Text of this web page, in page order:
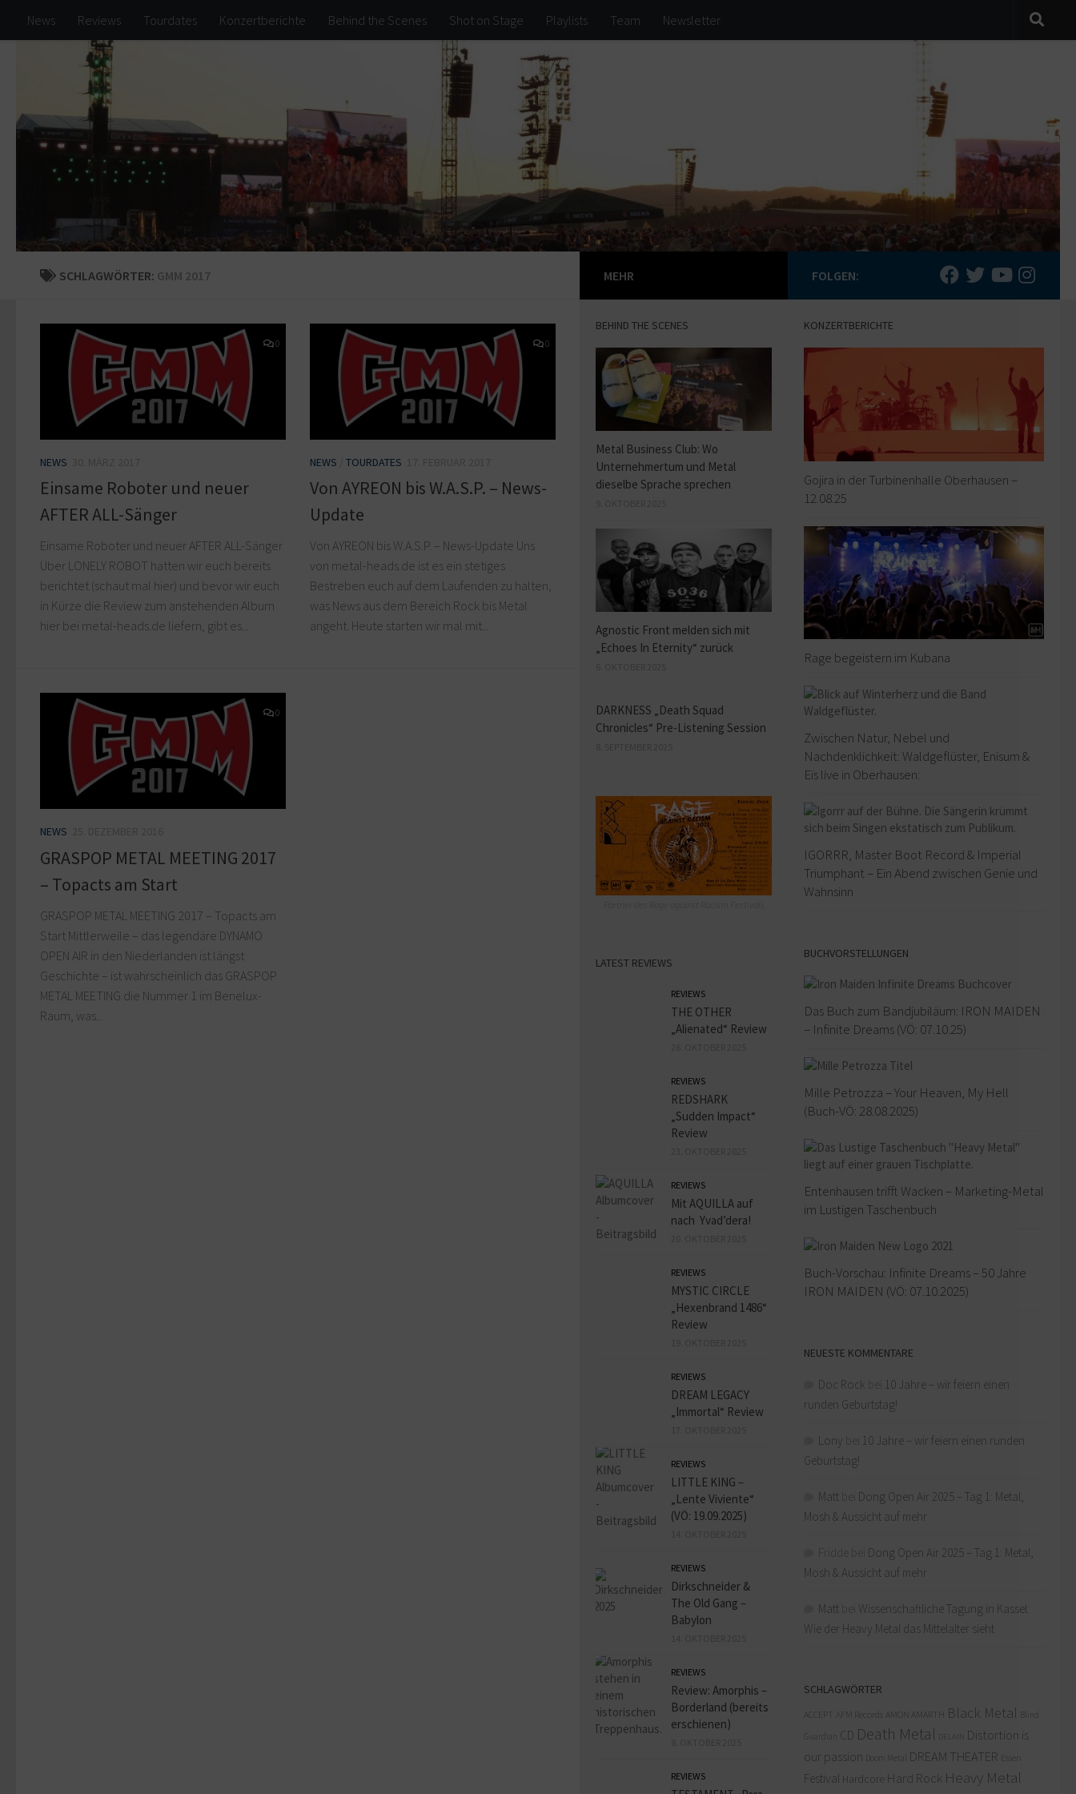
Zum Inhalt springen
News Reviews Tourdates Konzertberichte Behind the Scenes Shot on Stage Playlists Team Newsletter
SCHLAGWÖRTER: GMM 2017
0
NEWS
Einsame Roboter und neuer
AFTER ALL-Sänger
Einsame Roboter und neuer AFTER ALL-Sänger
Über LONELY ROBOT hatten wir euch bereits
berichtet (schaut mal hier) und bevor wir euch
in Kürze die Review zum anstehenden Album
hier bei metal-heads.de liefern, gibt es...
0
NEWS TOURDATES
Von AYREON bis W.A.S.P. – News-
Update
Von AYREON bis W.A.S.P. – News-Update Uns
von metal-heads.de ist es ein stetiges
Bestreben euch auf dem Laufenden zu halten,
was News aus dem Bereich Rock bis Metal
angeht. Heute starten wir mal mit...
0
NEWS
GRASPOP METAL MEETING 2017
– Topacts am Start
GRASPOP METAL MEETING 2017 – Topacts am
Start Mittlerweile – das legendäre DYNAMO
OPEN AIR in den Niederlanden ist längst
Geschichte – ist wahrscheinlich das GRASPOP
METAL MEETING die Nummer 1 im Benelux-
Raum, was...
FOLGEN:
KONZERTBERICHTE
Gojira in der Turbinenhalle Oberhausen –
12.08.25
Rage begeistern im Kubana
Zwischen Natur, Nebel und
Nachdenklichkeit: Waldgeflüster, Enisum &
Eïs live in Oberhausen:
IGORRR, Master Boot Record & Imperial
Triumphant – Ein Abend zwischen Genie und
Wahnsinn
BUCHVORSTELLUNGEN
Das Buch zum Bandjubiläum: IRON MAIDEN
– Infinite Dreams (VÖ: 07.10.25)
Mille Petrozza – Your Heaven, My Hell
(Buch-VÖ: 28.08.2025)
Entenhausen trifft Wacken – Marketing-Metal
im Lustigen Taschenbuch
Buch-Vorschau: Infinite Dreams – 50 Jahre
IRON MAIDEN (VÖ: 07.10.2025)
NEUESTE KOMMENTARE
Doc Rock
10 Jahre – wir feiern einen
runden Geburtstag!
Lony
10 Jahre – wir feiern einen runden
Geburtstag!
Matt
Dong Open Air 2025 – Tag 1: Metal,
Mosh & Aussicht auf mehr
Dong Open Air 2025 – Tag 1: Metal,
Mosh & Aussicht auf mehr
Matt
Wissenschaftliche Tagung in Kassel:
Wie der Heavy Metal das Mittelalter sieht
SCHLAGWÖRTER
ACCEPT AFM Records AMON AMARTH Black Metal
Blind
CD Death Metal
Distortion is
our passion
Doom Metal DREAM THEATER
Festival Hardcore Hard Rock Heavy Metal
MEHR
BEHIND THE SCENES
Metal Business Club: Wo
Unternehmertum und Metal
dieselbe Sprache sprechen
Agnostic Front melden sich mit
„Echoes In Eternity“ zurück
DARKNESS „Death Squad
Chronicles“ Pre-Listening Session
LATEST REVIEWS
REVIEWS
THE OTHER
„Alienated“ Review
REVIEWS
REDSHARK
„Sudden Impact“
Review
REVIEWS
Mit AQUILLA auf
nach Yvad’dera!
REVIEWS
MYSTIC CIRCLE
„Hexenbrand 1486“
Review
REVIEWS
DREAM LEGACY
„Immortal“ Review
REVIEWS
LITTLE KING –
„Lente Viviente“
(VÖ: 19.09.2025)
REVIEWS
Dirkschneider &
The Old Gang –
Babylon
REVIEWS
Review: Amorphis –
Borderland (bereits
erschienen)
REVIEWS